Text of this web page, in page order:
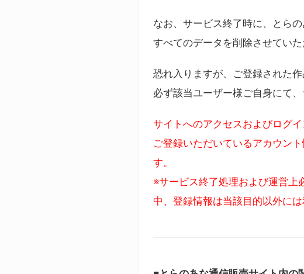
なお、サービス終了時に、とら
すべてのデータを削除させていた
恐れ入りますが、ご登録された
必ず該当ユーザー様ご自身にて
サイトへのアクセスおよびログ
ご登録いただいているアカウン
す。
※サービス終了処理および運営上
中、登録情報は当該目的以外には